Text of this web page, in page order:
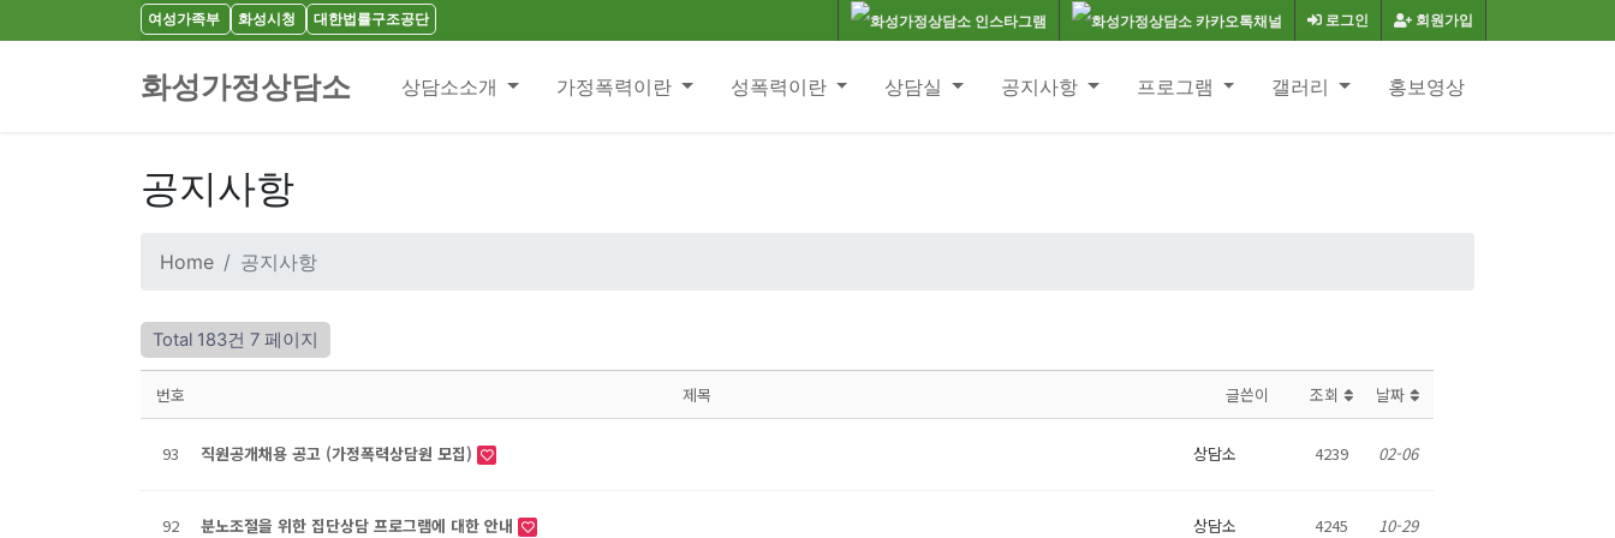
여성가족부 화성시청 대한법률구조공단 회원가입
로그인
화성가정상담소 상담소소개 가정폭력이란 성폭력이란 상담실 공지사항 프로그램 갤러리 홍보영상
공지사항
Home 공지사항
Total 183건 7 페이지
번호 제목 글쓴이 조회 날짜
93 직원공개채용 공고 (가정폭력상담원 모집) 상담소 4239 02-06
92 분노조절을 위한 집단상담 프로그램에 대한 안내 상담소 4245 10-29